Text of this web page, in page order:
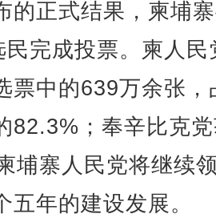
正式结果，柬埔
完成投票。柬人民
票中的639万余张，
82.3%；奉辛比克
埔寨人民党将继续
五年的建设发展。